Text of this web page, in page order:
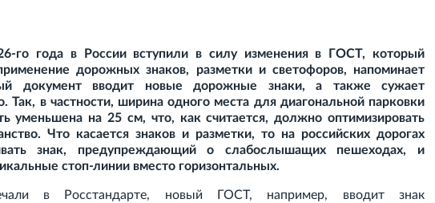
го года в России вступили в силу изменения в ГОСТ, который
дорожных знаков, разметки и светофоров, напоминает
документ вводит новые дорожные знаки, а также сужает
Так, в частности, ширина одного места для диагональной парковки
уменьшена на 25 см, что, как считается, должно оптимизировать
Что касается знаков и разметки, то на российских дорогах
знак, предупреждающий о слабослышащих пешеходах, и
стоп-линии вместо горизонтальных.
в Росстандарте, новый ГОСТ, например, вводит знак